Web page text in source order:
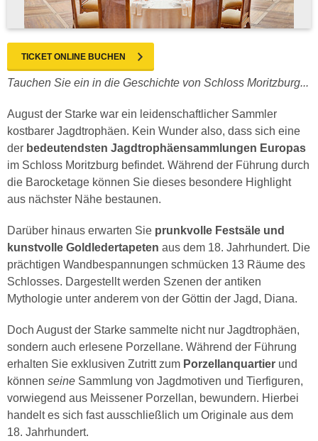
TICKET ONLINE BUCHEN
Tauchen Sie ein in die Geschichte von Schloss Moritzburg...
August der Starke war ein leidenschaftlicher Sammler
kostbarer Jagdtrophäen. Kein Wunder also, dass sich eine
der bedeutendsten Jagdtrophäensammlungen Europas
im Schloss Moritzburg befindet. Während der Führung durch
die Barocketage können Sie dieses besondere Highlight
aus nächster Nähe bestaunen.
Darüber hinaus erwarten Sie prunkvolle Festsäle und
kunstvolle Goldledertapeten aus dem 18. Jahrhundert. Die
prächtigen Wandbespannungen schmücken 13 Räume des
Schlosses. Dargestellt werden Szenen der antiken
Mythologie unter anderem von der Göttin der Jagd, Diana.
Doch August der Starke sammelte nicht nur Jagdtrophäen,
sondern auch erlesene Porzellane. Während der Führung
erhalten Sie exklusiven Zutritt zum Porzellanquartier und
können seine Sammlung von Jagdmotiven und Tierfiguren,
vorwiegend aus Meissener Porzellan, bewundern. Hierbei
handelt es sich fast ausschließlich um Originale aus dem
18. Jahrhundert.